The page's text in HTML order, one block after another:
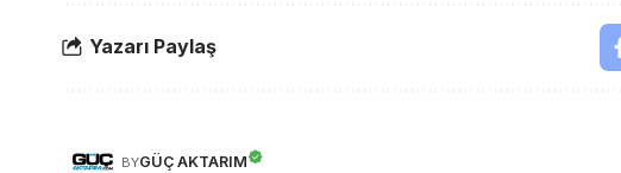
Yazarı Paylaş
BYGÜÇ AKTARIM